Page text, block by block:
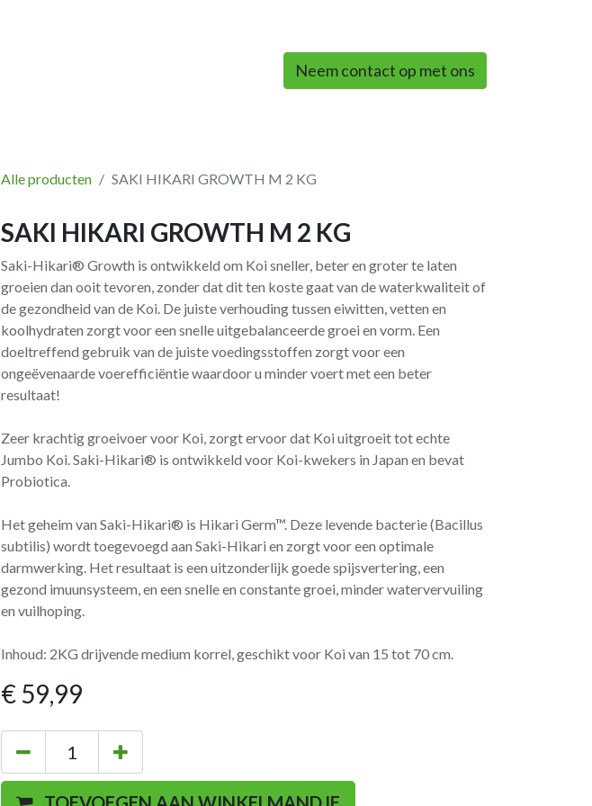
Neem contact op met ons
Alle producten SAKI HIKARI GROWTH M 2 KG
SAKI HIKARI GROWTH M 2 KG
Saki-Hikari® Growth is ontwikkeld om Koi sneller, beter en groter te laten
groeien dan ooit tevoren, zonder dat dit ten koste gaat van de waterkwaliteit of
de gezondheid van de Koi. De juiste verhouding tussen eiwitten, vetten en
koolhydraten zorgt voor een snelle uitgebalanceerde groei en vorm. Een
doeltreffend gebruik van de juiste voedingsstoffen zorgt voor een
ongeëvenaarde voerefficiëntie waardoor u minder voert met een beter
resultaat!
Zeer krachtig groeivoer voor Koi, zorgt ervoor dat Koi uitgroeit tot echte
Jumbo Koi. Saki-Hikari® is ontwikkeld voor Koi-kwekers in Japan en bevat
Probiotica.
Het geheim van Saki-Hikari® is Hikari Germ™. Deze levende bacterie (Bacillus
subtilis) wordt toegevoegd aan Saki-Hikari en zorgt voor een optimale
darmwerking. Het resultaat is een uitzonderlijk goede spijsvertering, een
gezond imuunsysteem, en een snelle en constante groei, minder watervervuiling
en vuilhoping.
Inhoud: 2KG drijvende medium korrel, geschikt voor Koi van 15 tot 70 cm.
€ 59,99